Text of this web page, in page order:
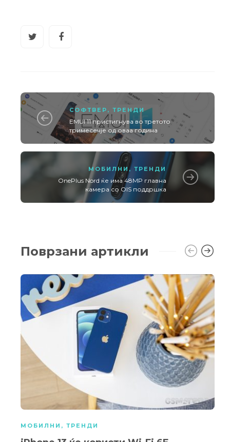
СОФТВЕР , ТРЕНДИ
EMUI 11 пристигнува во третото
тримесечје од оваа година
МОБИЛНИ, ТРЕНДИ
OnePlus Nord ќе има 48MP главна
камера со OIS поддршка
Поврзани артикли
МОБИЛНИ , ТРЕНДИ